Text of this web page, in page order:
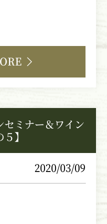
セミナー＆ワイン
】
2020/03/09